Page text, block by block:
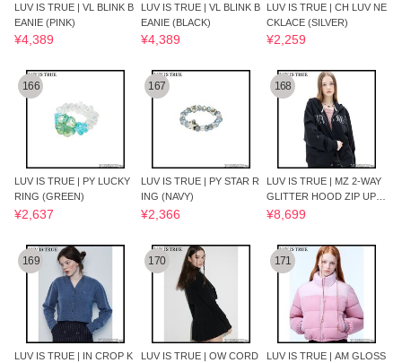
LUV IS TRUE | VL BLINK B
EANIE (PINK)
¥4,389
LUV IS TRUE | VL BLINK B
EANIE (BLACK)
¥4,389
LUV IS TRUE | CH LUV NE
CKLACE (SILVER)
¥2,259
166
LUV IS TRUE | PY LUCKY
RING (GREEN)
¥2,637
167
LUV IS TRUE | PY STAR R
ING (NAVY)
¥2,366
168
LUV IS TRUE | MZ 2-WAY
GLITTER HOOD ZIP UP
(BLACK)
¥8,699
169
LUV IS TRUE | IN CROP K
170
LUV IS TRUE | OW CORD
171
LUV IS TRUE | AM GLOSS